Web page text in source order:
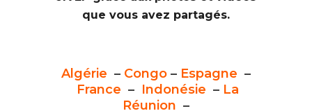
que vous avez partagés.
Algérie – Congo – Espagne –
France – Indonésie – La
Réunion –